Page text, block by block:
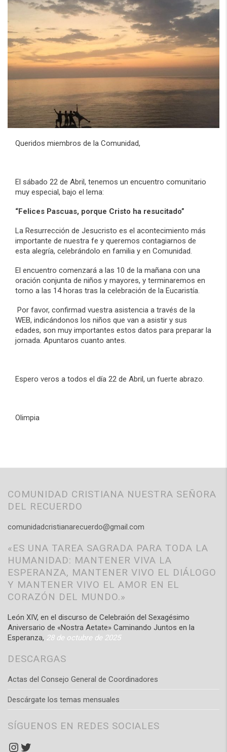
Queridos miembros de la Comunidad,
El sábado 22 de Abril, tenemos un encuentro comunitario
muy especial, bajo el lema:
“Felices Pascuas, porque Cristo ha resucitado”
La Resurrección de Jesucristo es el acontecimiento más
importante de nuestra fe y queremos contagiarnos de
esta alegría, celebrándolo en familia y en Comunidad.
El encuentro comenzará a las 10 de la mañana con una
oración conjunta de niños y mayores, y terminaremos en
torno a las 14 horas tras la celebración de la Eucaristía.
Por favor, confirmad vuestra asistencia a través de la
WEB, indicándonos los niños que van a asistir y sus
edades, son muy importantes estos datos para preparar la
jornada. Apuntaros cuanto antes.
Espero veros a todos el día 22 de Abril, un fuerte abrazo.
Olimpia
COMUNIDAD CRISTIANA NUESTRA SEÑORA
DEL RECUERDO
comunidadcristianarecuerdo@gmail.com
«ES UNA TAREA SAGRADA PARA TODA LA
HUMANIDAD: MANTENER VIVA LA
ESPERANZA, MANTENER VIVO EL DIÁLOGO
Y MANTENER VIVO EL AMOR EN EL
CORAZÓN DEL MUNDO.»
León XIV, en el discurso de Celebraión del Sexagésimo
Aniversario de «Nostra Aetate» Caminando Juntos en la
Esperanza, 28 de octubre de 2025
DESCARGAS
Actas del Consejo General de Coordinadores
Descárgate los temas mensuales
SÍGUENOS EN REDES SOCIALES
Instagram
Twitter